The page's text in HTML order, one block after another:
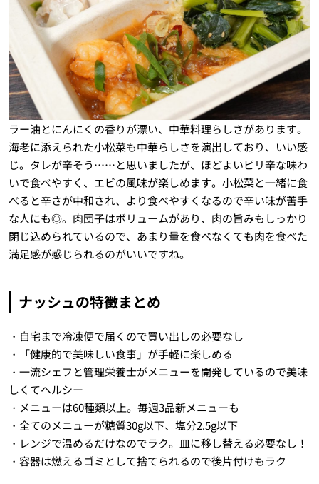
ラー油とにんにくの香りが漂い、中華料理らしさがあります。
海老に添えられた小松菜も中華らしさを演出しており、いい感
じ。タレが辛そう……と思いましたが、ほどよいピリ辛な味わ
いで食べやすく、エビの風味が楽しめます。小松菜と一緒に食
べると辛さが中和され、より食べやすくなるので辛い味が苦手
な人にも◎。肉団子はボリュームがあり、肉の旨みもしっかり
閉じ込められているので、あまり量を食べなくても肉を食べた
満足感が感じられるのがいいですね。
ナッシュの特徴まとめ
・自宅まで冷凍便で届くので買い出しの必要なし
・「健康的で美味しい食事」が手軽に楽しめる
・一流シェフと管理栄養士がメニューを開発しているので美味
しくてヘルシー
・メニューは60種類以上。毎週3品新メニューも
・全てのメニューが糖質30g以下、塩分2.5g以下
・レンジで温めるだけなのでラク。皿に移し替える必要なし！
・容器は燃えるゴミとして捨てられるので後片付けもラク